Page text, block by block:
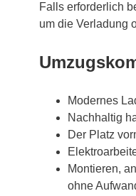
Falls erforderlich
um die Verladung
Modernes
Nachhaltig
Der Platz
Montieren,
ohne